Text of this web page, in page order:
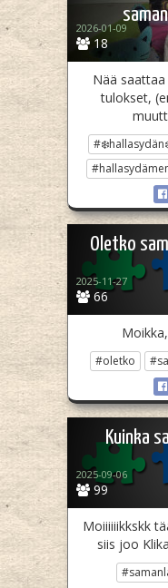
18
2026-01-09
Nää
tulokset,
Oletko
66
2025-11-27
#oletko
Kuinka
99
2025-09-06
Moiiiiiikkskk
siis joo